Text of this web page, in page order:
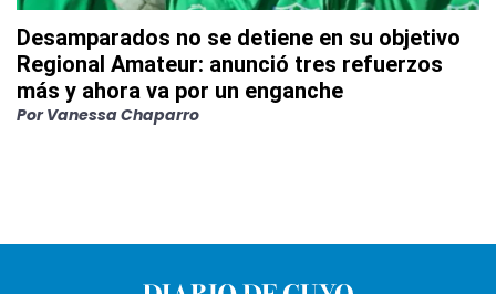
Desamparados no se detiene en su objetivo
Regional Amateur: anunció tres refuerzos
más y ahora va por un enganche
Por Vanessa Chaparro